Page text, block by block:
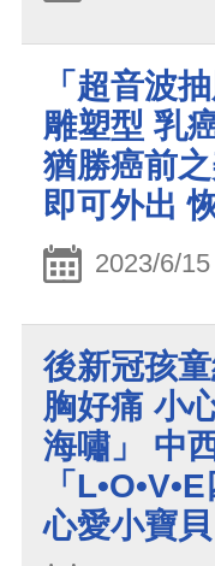
「超音波
雕塑型 乳
猶勝癌前
即可外出
2023/6/15
後新冠孩童
胸好痛 小
海嘯」 中
「
心愛小寶貝